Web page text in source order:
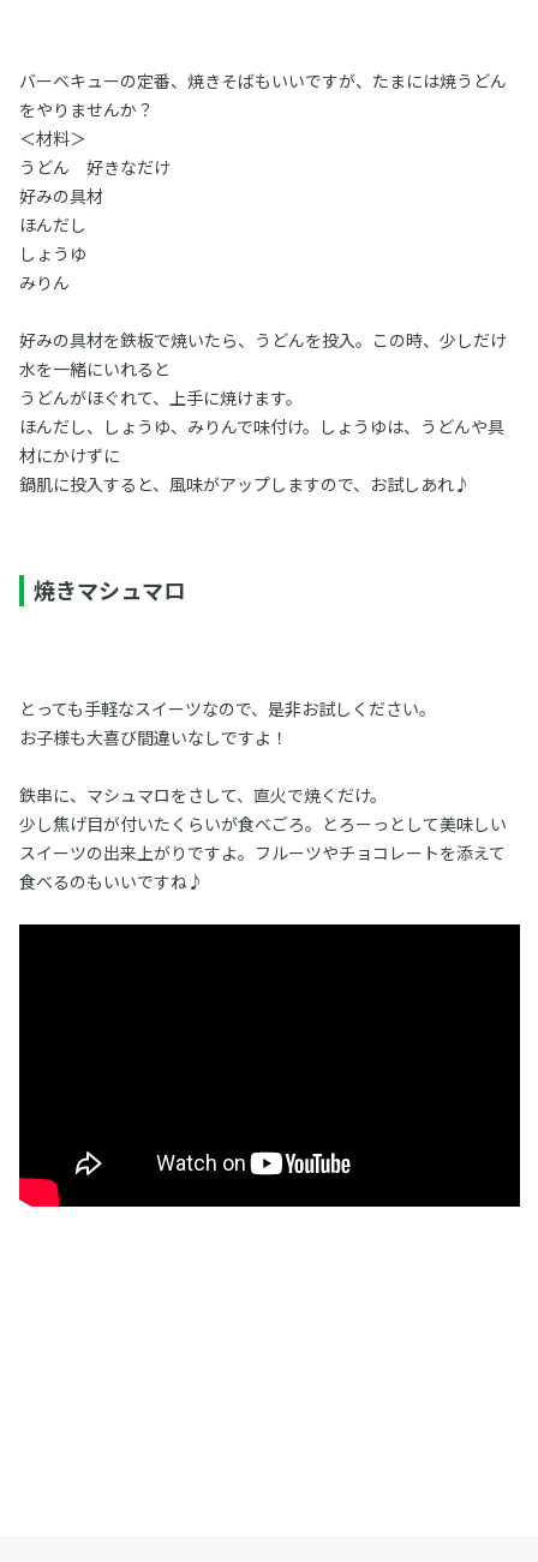
バーベキューの定番、焼きそばもいいですが、たまには焼うどん
をやりませんか？
＜材料＞
うどん 好きなだけ
好みの具材
ほんだし
しょうゆ
みりん
好みの具材を鉄板で焼いたら、うどんを投入。この時、少しだけ
水を一緒にいれると
うどんがほぐれて、上手に焼けます。
ほんだし、しょうゆ、みりんで味付け。しょうゆは、うどんや具
材にかけずに
鍋肌に投入すると、風味がアップしますので、お試しあれ♪
焼きマシュマロ
とっても手軽なスイーツなので、是非お試しください。
お子様も大喜び間違いなしですよ！
鉄串に、マシュマロをさして、直火で焼くだけ。
少し焦げ目が付いたくらいが食べごろ。とろーっとして美味しい
スイーツの出来上がりですよ。フルーツやチョコレートを添えて
食べるのもいいですね♪